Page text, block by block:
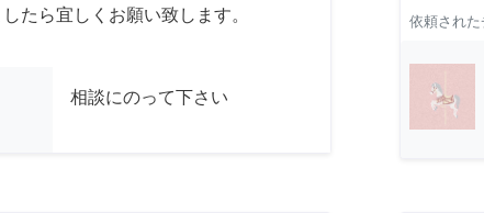
たら宜しくお願い致します。
相談にのって下さい
依頼された